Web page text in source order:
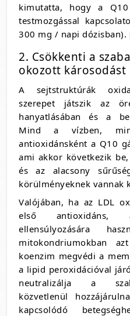
kimutatta, hogy a
testmozgással
300 mg / napi dózisban).
2. Csökkenti a
okozott károsodást
A sejtstruktúrák
szerepet játszik az
hanyatlásában és a
Mind a vízben,
antioxidánsként a Q10
ami akkor következik
és az alacsony
körülményeknek vannak
Valójában, ha az LDL
első antioxidáns,
ellensúlyozására
mitokondriumokban
koenzim megvédi a
a lipid peroxidációval
neutralizálja a
közvetlenül
kapcsolódó